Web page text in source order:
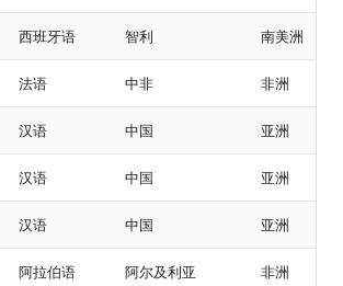
西班牙语 智利 南美洲
法语 中非 非洲
汉语 中国 亚洲
汉语 中国 亚洲
汉语 中国 亚洲
阿拉伯语 阿尔及利亚 非洲